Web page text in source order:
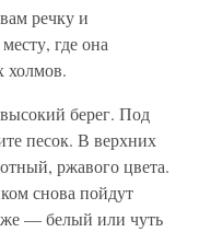
речку и
где она
холмов.
берег. Под
песок. В верхних
ржавого цвета.
снова пойдут
— белый или чуть